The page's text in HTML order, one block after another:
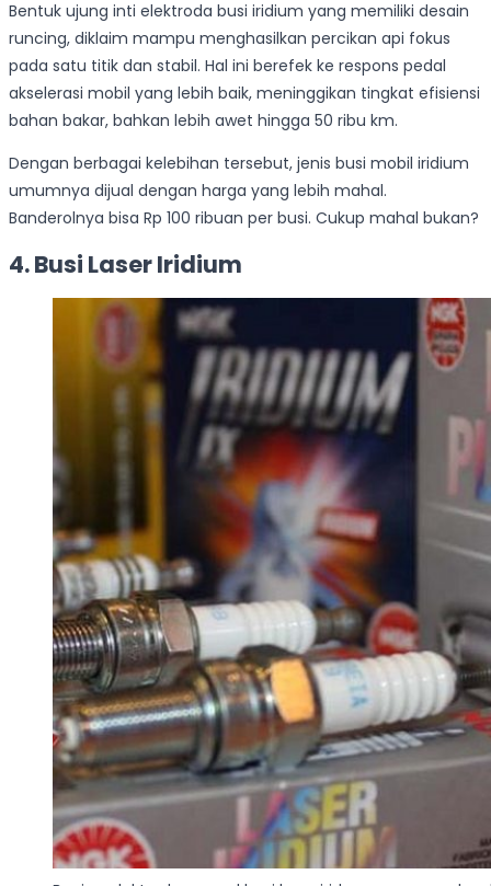
Bentuk ujung inti elektroda busi iridium yang memiliki desain
runcing, diklaim mampu menghasilkan percikan api fokus
pada satu titik dan stabil. Hal ini berefek ke respons pedal
akselerasi mobil yang lebih baik, meninggikan tingkat efisiensi
bahan bakar, bahkan lebih awet hingga 50 ribu km.
Dengan berbagai kelebihan tersebut, jenis busi mobil iridium
umumnya dijual dengan harga yang lebih mahal.
Banderolnya bisa Rp 100 ribuan per busi. Cukup mahal bukan?
4. Busi Laser Iridium